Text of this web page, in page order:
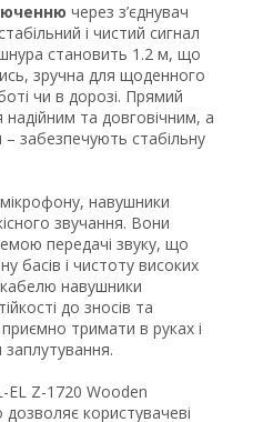
EXE.ua:4.6
через з’єднувач
і чистий сигнал
становить 1.2 м, що
зручна для щоденного
чи в дорозі. Прямий
та довговічним, а
– забезпечують стабільну
навушники
звучання. Вони
передачі звуку, що
басів і чистоту високих
навушники
до зносів та
тримати в руках і
заплутування.
EL Z-1720 Wooden
користувачеві